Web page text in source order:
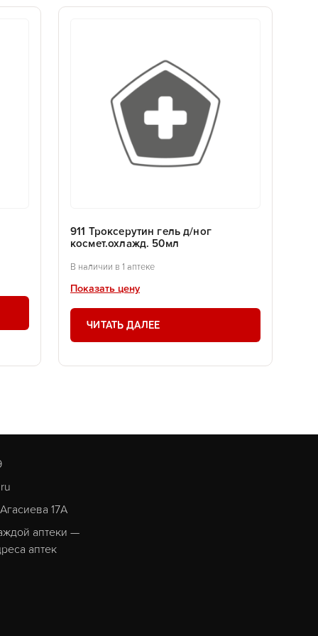
911 Троксерутин гель д/ног
космет.охлажд. 50мл
В наличии в 1 аптеке
Показать цену
ЧИТАТЬ ДАЛЕЕ
17А
аптеки —
аптек